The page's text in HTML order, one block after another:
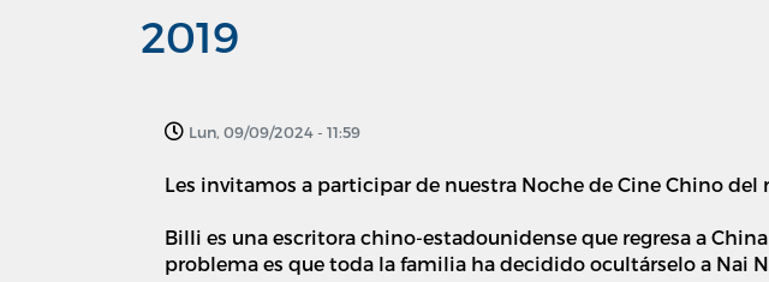
2019
Lun, 09/09/2024 - 11:59
Les invitamos a participar de nuestra Noche de Cine Chino
Billi es una escritora chino-estadounidense que regresa a
problema es que toda la familia ha decidido ocultárselo a Nai